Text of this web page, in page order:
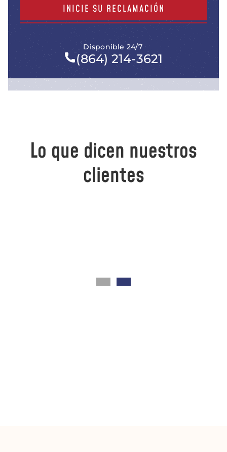
INICIE SU RECLAMACIÓN
Disponible 24/7
(864) 214-3621
Lo que dicen nuestros
clientes